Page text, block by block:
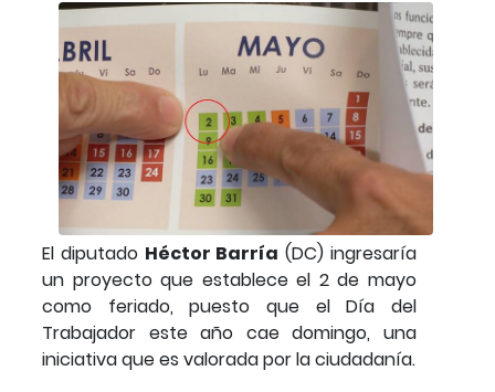
El diputado Héctor Barría (DC) ingresaría
un proyecto que establece el 2 de mayo
como feriado, puesto que el Día del
Trabajador este año cae domingo, una
iniciativa que es valorada por la ciudadanía.